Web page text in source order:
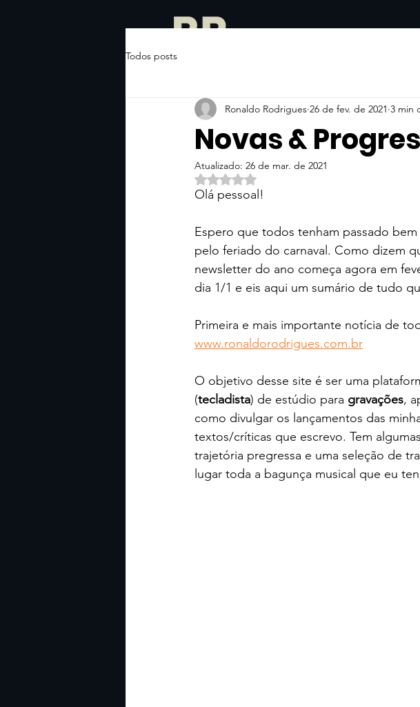
Todos posts
Novas &
Ronaldo Rodrigues 26 de fev. de 2021 3 min
Atualizado: 26 de mar. de 2021
Avaliado com NaN de 5 estrelas.
Olá pessoal!
Espero que todos tenham passado
pelo feriado do carnaval. Como dizem
newsletter do ano começa agora em
dia 1/1 e eis aqui um sumário de tudo
Primeira e mais importante notícia de
www.ronaldorodrigues.com.br
O objetivo desse site é ser uma
(tecladista) de estúdio para gravações,
como divulgar os lançamentos das
textos/críticas que escrevo. Tem
trajetória pregressa e uma seleção de
lugar toda a bagunça musical que eu